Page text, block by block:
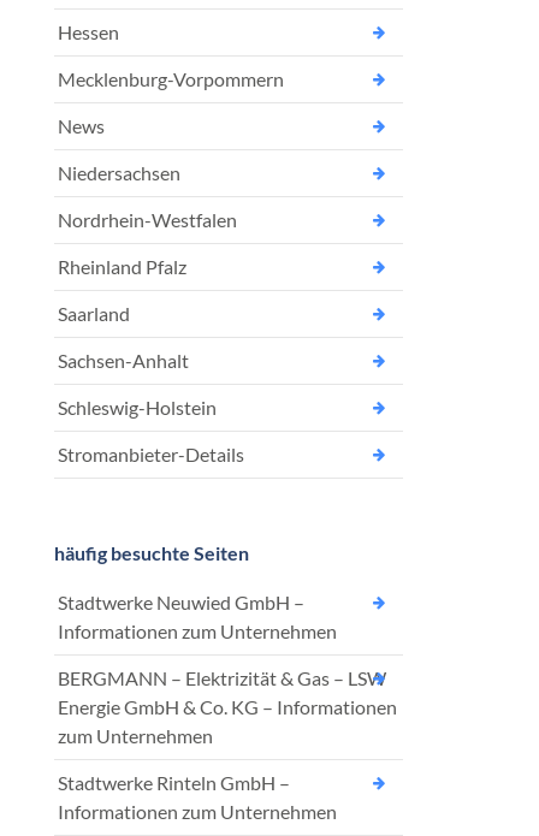
Hessen
Mecklenburg-Vorpommern
News
Niedersachsen
Nordrhein-Westfalen
Rheinland Pfalz
Saarland
Sachsen-Anhalt
Schleswig-Holstein
Stromanbieter-Details
häufig besuchte Seiten
Stadtwerke Neuwied GmbH –
Informationen zum Unternehmen
BERGMANN – Elektrizität & Gas – LSW
Energie GmbH & Co. KG – Informationen
zum Unternehmen
Stadtwerke Rinteln GmbH –
Informationen zum Unternehmen